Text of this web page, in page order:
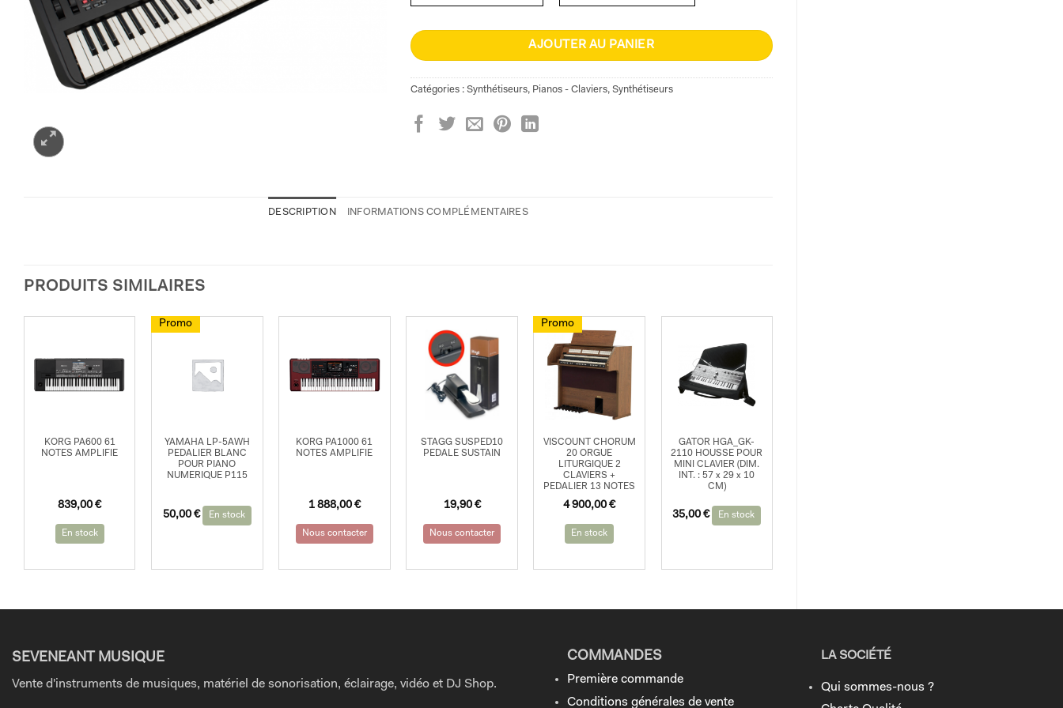
AJOUTER AU PANIER
Catégories : Synthétiseurs, Pianos - Claviers, Synthétiseurs
DESCRIPTION INFORMATIONS COMPLÉMENTAIRES
PRODUITS SIMILAIRES
KORG PA600 61
NOTES AMPLIFIE
839,00€
En stock
Promo
YAMAHA LP-5AWH
PEDALIER BLANC
POUR PIANO
NUMERIQUE P115
Le
50,00 €
Le
En stock
KORG PA1000 61
NOTES AMPLIFIE
1 888,00 €
Nous contacter
STAGG SUSPED10
PEDALE SUSTAIN
19,90 €
Nous contacter
Promo
VISCOUNT CHORUM
20 ORGUE
LITURGIQUE 2
CLAVIERS +
PEDALIER 13 NOTES
Le
initial
était :
4 900,00€
Le
actuel
est :
En stock
GATOR HGA_GK-
2110 HOUSSE POUR
MINI CLAVIER (DIM.
INT. : 57 x 29 x 10
CM)
35,00€ En stock
SEVENEANT MUSIQUE
Vente d'instruments de musiques, matériel de sonorisation, éclairage, vidéo et DJ Shop.
COMMANDES
Première commande
Conditions générales de vente
LA SOCIÉTÉ
Qui sommes-nous ?